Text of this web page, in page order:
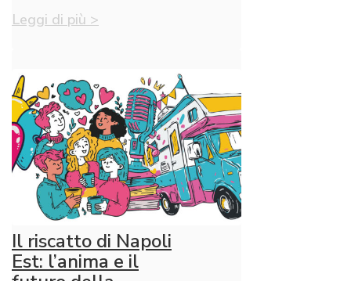
Leggi di più >
Il riscatto di Napoli
Est: l’anima e il